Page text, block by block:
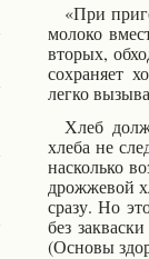
«При
молоко
вторых,
сохраняет
легко
Хлеб
хлеба не
насколько
дрожжевой
сразу. Но
без
(Основы